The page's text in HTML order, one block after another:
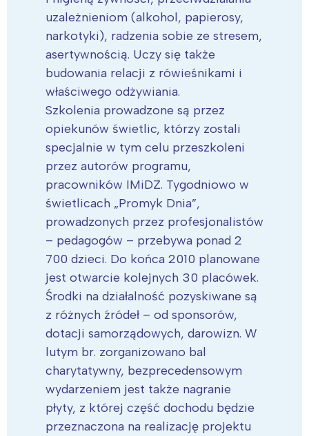
uzależnieniom (alkohol, papierosy,
narkotyki), radzenia sobie ze stresem,
asertywnością. Uczy się także
budowania relacji z rówieśnikami i
właściwego odżywiania.
Szkolenia prowadzone są przez
opiekunów świetlic, którzy zostali
specjalnie w tym celu przeszkoleni
przez autorów programu,
pracowników IMiDZ. Tygodniowo w
świetlicach „Promyk Dnia”,
prowadzonych przez profesjonalistów
– pedagogów – przebywa ponad 2
700 dzieci. Do końca 2010 planowane
jest otwarcie kolejnych 30 placówek.
Środki na działalność pozyskiwane są
z różnych źródeł – od sponsorów,
dotacji samorządowych, darowizn. W
lutym br. zorganizowano bal
charytatywny, bezprecedensowym
wydarzeniem jest także nagranie
płyty, z której część dochodu będzie
przeznaczona na realizację projektu